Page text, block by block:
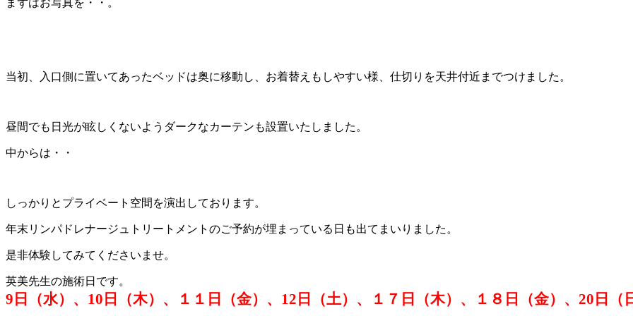
当初、入口側に置いてあったベッドは奥に移動し、お着替えもしやすい様、仕切りを天井付近までつけました。
昼間でも日光が眩しくないようダークなカーテンも設置いたしました。
中からは・・
しっかりとプライベート空間を演出しております。
年末リンパドレナージュトリートメントのご予約が埋まっている日も出てまいりました。
是非体験してみてくださいませ。
英美先生の施術日です。
9日（水）、10日（木）、１１日（金）、12日（土）、１７日（木）、１８日（金）、20日（